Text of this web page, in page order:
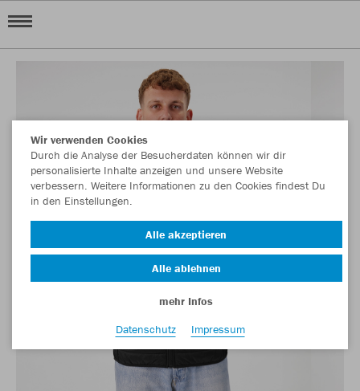
Wir verwenden Cookies
Durch die Analyse der Besucherdaten können wir dir
personalisierte Inhalte anzeigen und unsere Website
verbessern. Weitere Informationen zu den Cookies findest Du
in den Einstellungen.
Alle akzeptieren
Alle ablehnen
mehr Infos
Datenschutz
Impressum